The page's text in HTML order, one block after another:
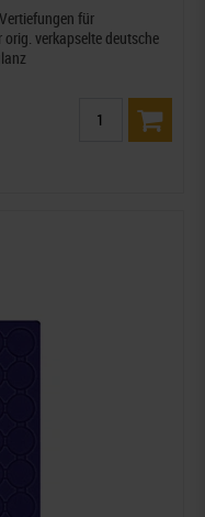
für
verkapselte deutsche